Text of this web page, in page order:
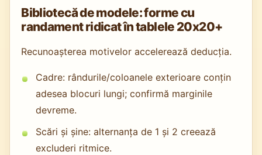
Bibliotecă de modele: forme cu
randament ridicat în tablele 20x20+
Recunoașterea motivelor accelerează deducția.
Cadre: rândurile/coloanele exterioare conțin
adesea blocuri lungi; confirmă marginile
devreme.
Scări și șine: alternanța de 1 și 2 creează
excluderi ritmice.